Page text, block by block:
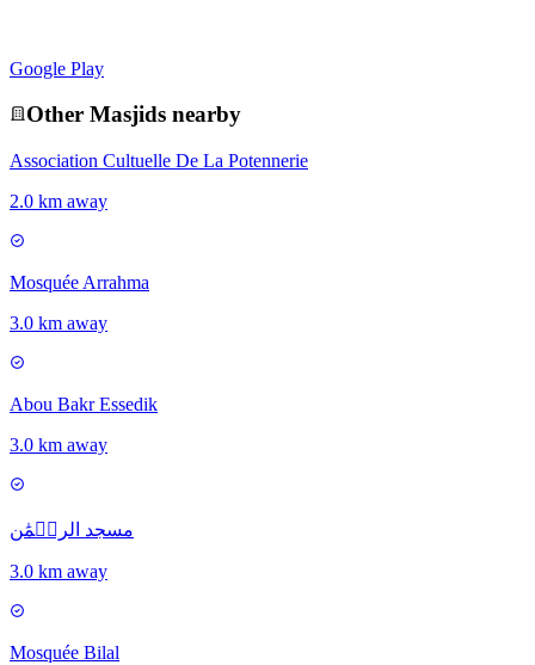
Google Play
Other Masjids nearby
Association Cultuelle De La Potennerie
2.0 km away
Mosquée Arrahma
3.0 km away
Abou Bakr Essedik
3.0 km away
مسجد الرحۡمَٰن
3.0 km away
Mosquée Bilal